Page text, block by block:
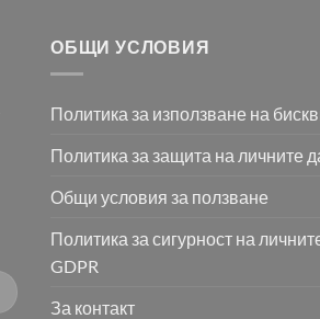
ОБЩИ УСЛОВИЯ
Политика за използване на
Политика за защита на личните
Общи условия за ползване
Политика за сигурност на
GDPR
За контакт